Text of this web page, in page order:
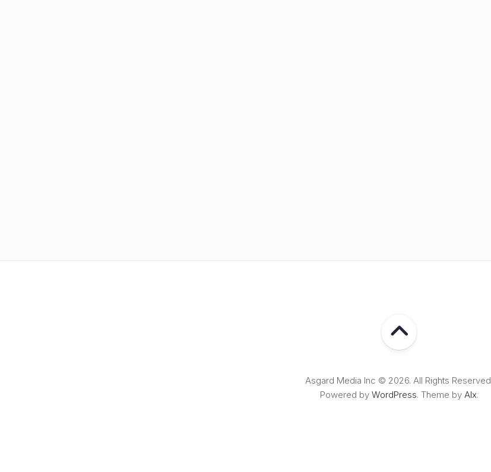
Asgard Media Inc © 2026. All Rights
Powered by WordPress. Theme by Alx.